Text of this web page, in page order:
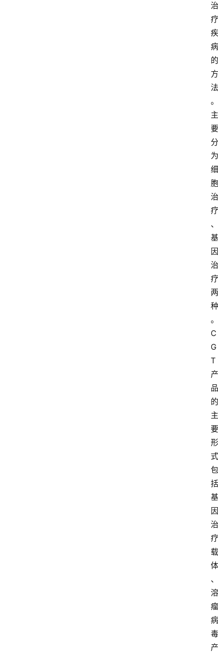
治
疗
疾
病
的
方
法
。
主
要
分
为
细
胞
治
疗
、
基
因
治
疗
两
种
。
C
G
T
产
品
的
主
要
形
式
包
括
基
因
治
疗
载
体
、
溶
瘤
病
毒
产